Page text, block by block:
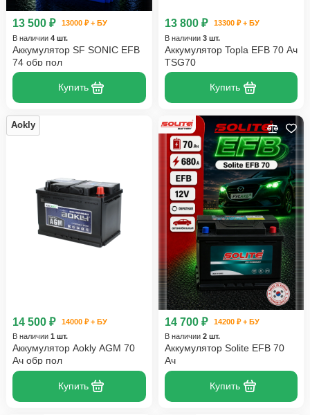
13 500 ₽
13000 ₽ + БУ
В наличии 4 шт.
Аккумулятор SF SONIC EFB
74 обр пол
Купить
13 800 ₽
13300 ₽ + БУ
В наличии 3 шт.
Аккумулятор Topla EFB 70 Ач
TSG70
Купить
Aokly
14 500 ₽
14000 ₽ + БУ
В наличии 1 шт.
Аккумулятор Aokly AGM 70
Ач обр пол
Купить
14 700 ₽
14200 ₽ + БУ
В наличии 2 шт.
Аккумулятор Solite EFB 70
Ач
Купить